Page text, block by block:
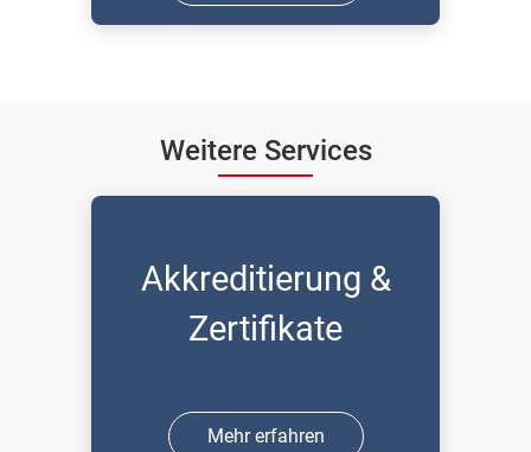
Weitere Services
Akkreditierung &
Zertifikate
Mehr erfahren